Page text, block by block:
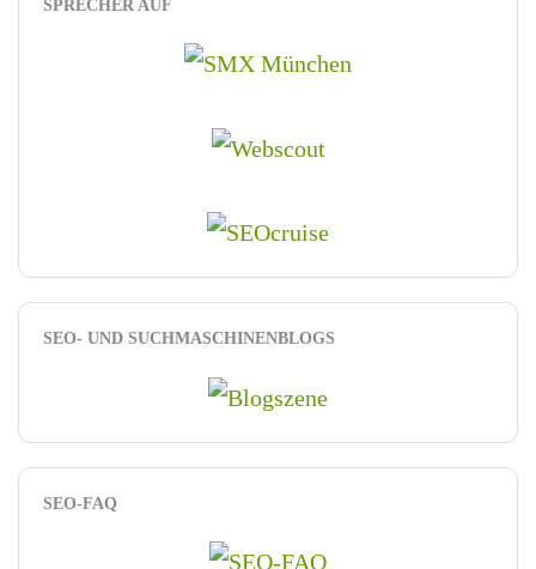
SPRECHER AUF
SEO- UND SUCHMASCHINENBLOGS
SEO-FAQ